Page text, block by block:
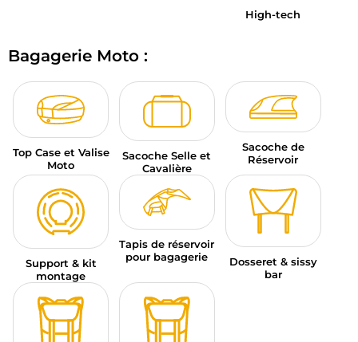
High-tech
Bagagerie Moto :
Top Case et Valise
Moto
Sacoche Selle et
Cavalière
Sacoche de
Réservoir
Support & kit
montage
Tapis de réservoir
pour bagagerie
Dosseret & sissy
bar